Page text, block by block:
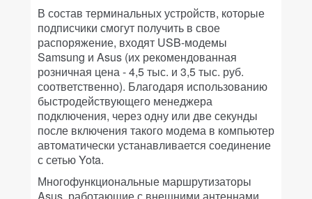
В состав терминальных устройств, которые
подписчики смогут получить в свое
распоряжение, входят USB-модемы
Samsung и Asus (их рекомендованная
розничная цена - 4,5 тыс. и 3,5 тыс. руб.
соответственно). Благодаря использованию
быстродействующего менеджера
подключения, через одну или две секунды
после включения такого модема в компьютер
автоматически устанавливается соединение
с сетью Yota.
Многофункциональные маршрутизаторы